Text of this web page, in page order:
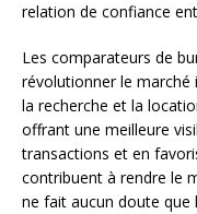
relation de confiance
Les comparateurs de
révolutionner le
la recherche et la
offrant une meilleure
transactions et en
contribuent à rendre le
ne fait aucun doute